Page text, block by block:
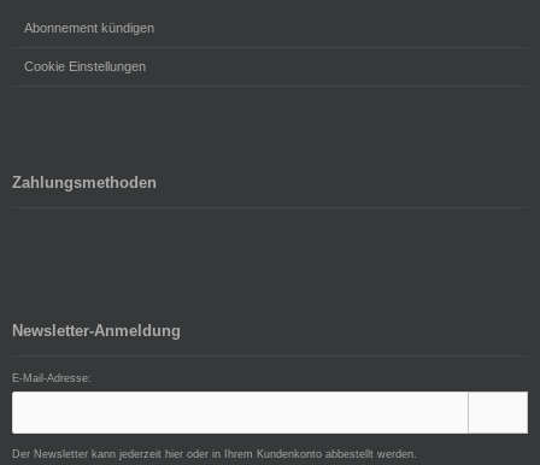
Abonnement kündigen
Cookie Einstellungen
Zahlungsmethoden
Newsletter-Anmeldung
E-Mail-Adresse:
Der Newsletter kann jederzeit hier oder in Ihrem Kundenkonto abbestellt werden.